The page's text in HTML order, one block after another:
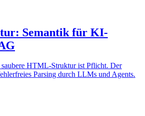
Semantik für KI-
HTML-Struktur ist Pflicht. Der
Parsing durch LLMs und Agents.